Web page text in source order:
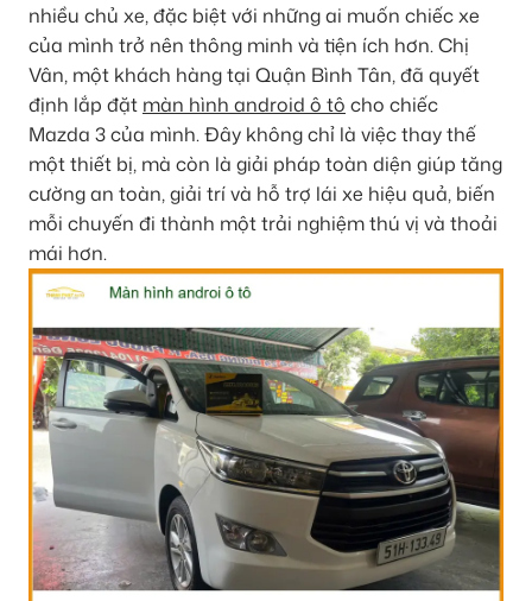
nhiều chủ xe, đặc biệt với những ai muốn chiếc xe
của mình trở nên thông minh và tiện ích hơn. Chị
Vân, một khách hàng tại Quận Bình Tân, đã quyết
định lắp đặt màn hình android ô tô cho chiếc
Mazda 3 của mình. Đây không chỉ là việc thay thế
một thiết bị, mà còn là giải pháp toàn diện giúp tăng
cường an toàn, giải trí và hỗ trợ lái xe hiệu quả, biến
mỗi chuyến đi thành một trải nghiệm thú vị và thoải
mái hơn.